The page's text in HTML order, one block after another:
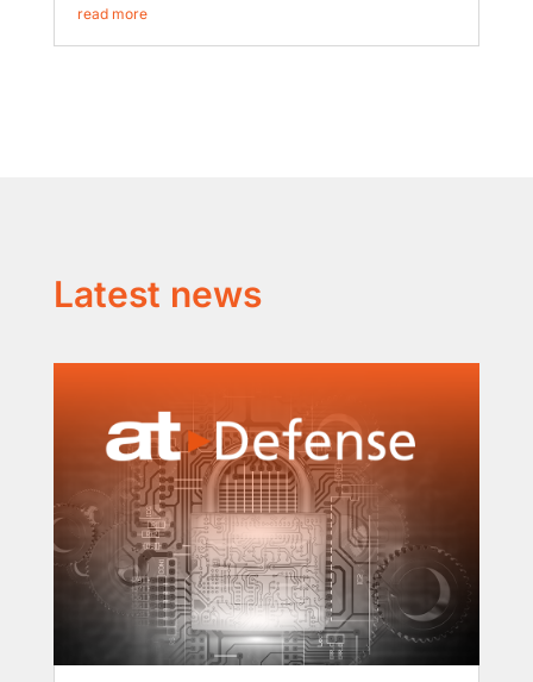
read more
Latest news